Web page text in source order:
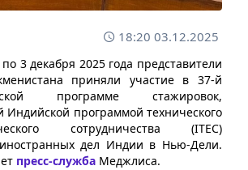
18:20 03.12.2025
3 декабря 2025 года представители
приняли участие в 37-й
программе стажировок,
Индийской программой технического
сотрудничества (ITEC)
дел Индии в Нью-Дели.
пресс-служба Меджлиса.